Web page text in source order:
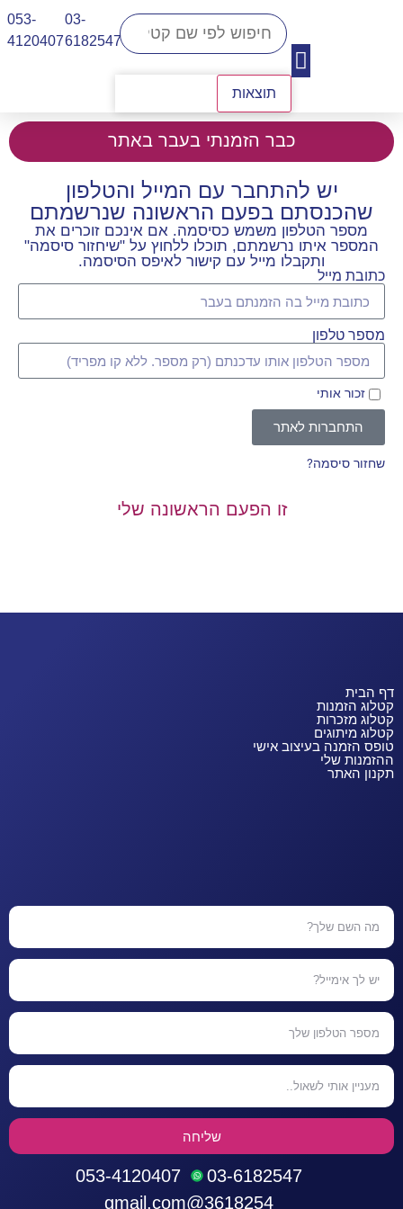
תוצאות
03-
6182547
053-
4120407​
כבר הזמנתי בעבר באתר
זו הפעם הראשונה שלי
יש להתחבר עם המייל והטלפון
שהכנסתם בפעם הראשונה שנרשמתם
מספר הטלפון משמש כסיסמה. אם אינכם זוכרים את
המספר איתו נרשמתם, תוכלו ללחוץ על "שיחזור סיסמה"
ותקבלו מייל עם קישור לאיפס הסיסמה.
כתובת מייל
מספר טלפון
זכור אותי
התחברות לאתר
שחזור סיסמה?
דף הבית
קטלוג הזמנות
קטלוג מזכרות
קטלוג מיתוגים
טופס הזמנה בעיצוב אישי
ההזמנות שלי
תקנון האתר
שליחה
03-6182547
053-4120407
3618254@gmail.com